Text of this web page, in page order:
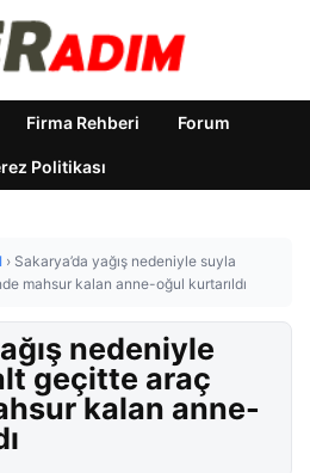
Firma Rehberi Forum
Politikası
› Sakarya’da yağış nedeniyle suyla
mahsur kalan anne-oğul kurtarıldı
nedeniyle
geçitte araç
kalan anne-